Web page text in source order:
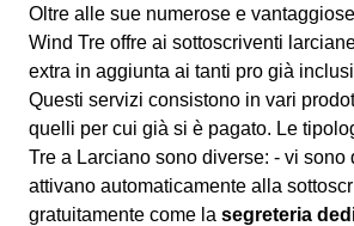
Oltre alle sue numerose e
Wind Tre offre ai sottoscriventi
extra in aggiunta ai tanti pro già
Questi servizi consistono in vari
quelli per cui già si è pagato. Le
Tre a Larciano sono diverse: - vi sono
attivano automaticamente alla
gratuitamente come la segreteria